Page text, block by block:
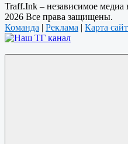
Traff.Ink – независимое медиа
2026 Все права защищены.
Команда | Реклама | Карта